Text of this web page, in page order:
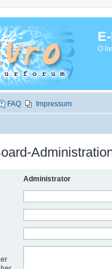
O
FAQ Impressum
Administrator